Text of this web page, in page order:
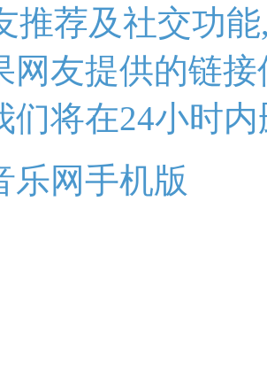
推荐及社交功
网友提供的链
们将在24小时
乐网手机版